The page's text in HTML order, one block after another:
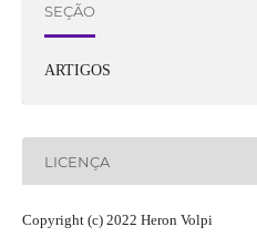
SEÇÃO
ARTIGOS
LICENÇA
Copyright (c) 2022 Heron Volpi